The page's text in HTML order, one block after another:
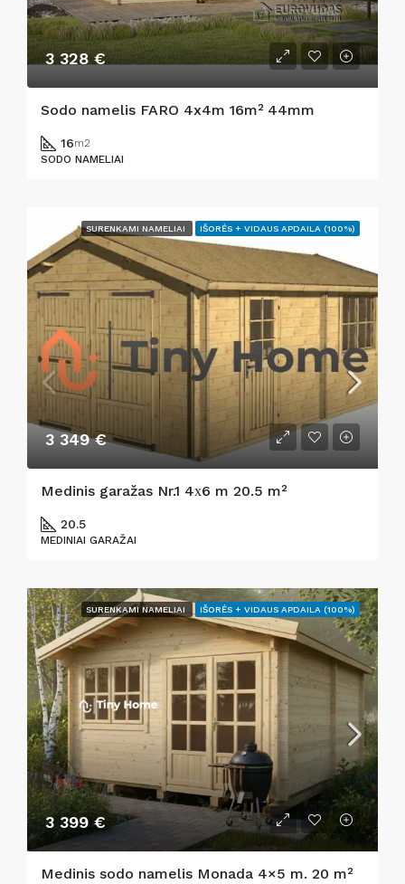
3 328 €
Sodo namelis FARO 4x4m 16m² 44mm
16m2
SODO NAMELIAI
SURENKAMI NAMELIAI IŠORĖS + VIDAUS APDAILA (100%)
3 349 €
Medinis garažas Nr.1 4х6 m 20.5 m²
20.5
MEDINIAI GARAŽAI
SURENKAMI NAMELIAI IŠORĖS + VIDAUS APDAILA (100%)
3 399 €
Medinis sodo namelis Monada 4×5 m. 20 m²